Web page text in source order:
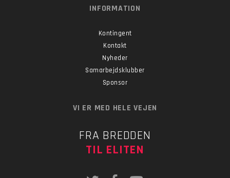
INFORMATION
Kontingent
Kontakt
Nyheder
Samarbejdsklubber
Sponsor
VI ER MED HELE VEJEN
FRA BREDDEN
TIL ELITEN